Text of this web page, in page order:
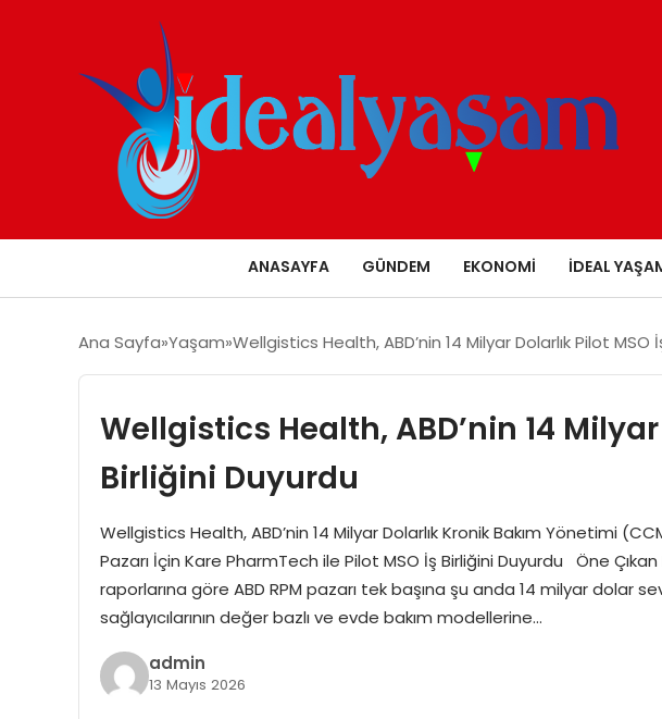
ANASAYFA GÜNDEM EKONOMI İDEAL
Ana Sayfa Yaşam Wellgistics Health, ABD’nin 14 Milyar Dolarlık Pilot MSO
Wellgistics Health, ABD’nin 14
Birliğini Duyurdu
Wellgistics Health, ABD’nin 14 Milyar Dolarlık Kronik Bakım Yönetimi
Pazarı İçin Kare PharmTech ile Pilot MSO İş Birliğini Duyurdu Öne
raporlarına göre ABD RPM pazarı tek başına şu anda 14 milyar dolar
sağlayıcılarının değer bazlı ve evde bakım modellerine…
admin
13 Mayıs 2026